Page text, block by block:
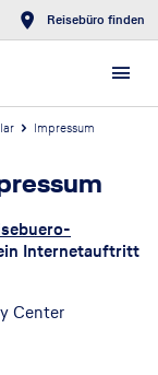
Reisebüro finden
Impressum
Internetauftritt
Center